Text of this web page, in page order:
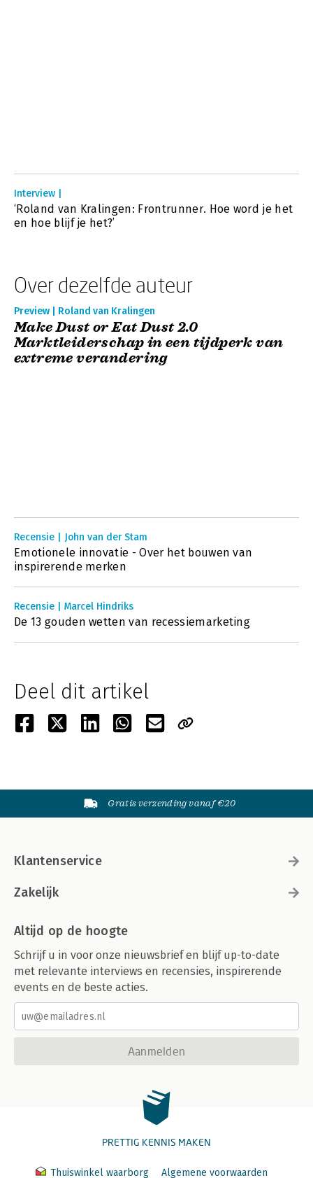
Interview |
‘Roland van Kralingen: Frontrunner. Hoe word je het
en hoe blijf je het?’
Over dezelfde auteur
Preview | Roland van Kralingen
Make Dust or Eat Dust 2.0
Marktleiderschap in een tijdperk van
extreme verandering
Recensie | John van der Stam
Emotionele innovatie - Over het bouwen van
inspirerende merken
Recensie | Marcel Hindriks
De 13 gouden wetten van recessiemarketing
Deel dit artikel
Gratis verzending vanaf €20
Klantenservice
Zakelijk
Altijd op de hoogte
Schrijf u in voor onze nieuwsbrief en blijf up-to-date
met relevante interviews en recensies, inspirerende
events en de beste acties.
Aanmelden
PRETTIG KENNIS MAKEN
Thuiswinkel waarborg Algemene voorwaarden